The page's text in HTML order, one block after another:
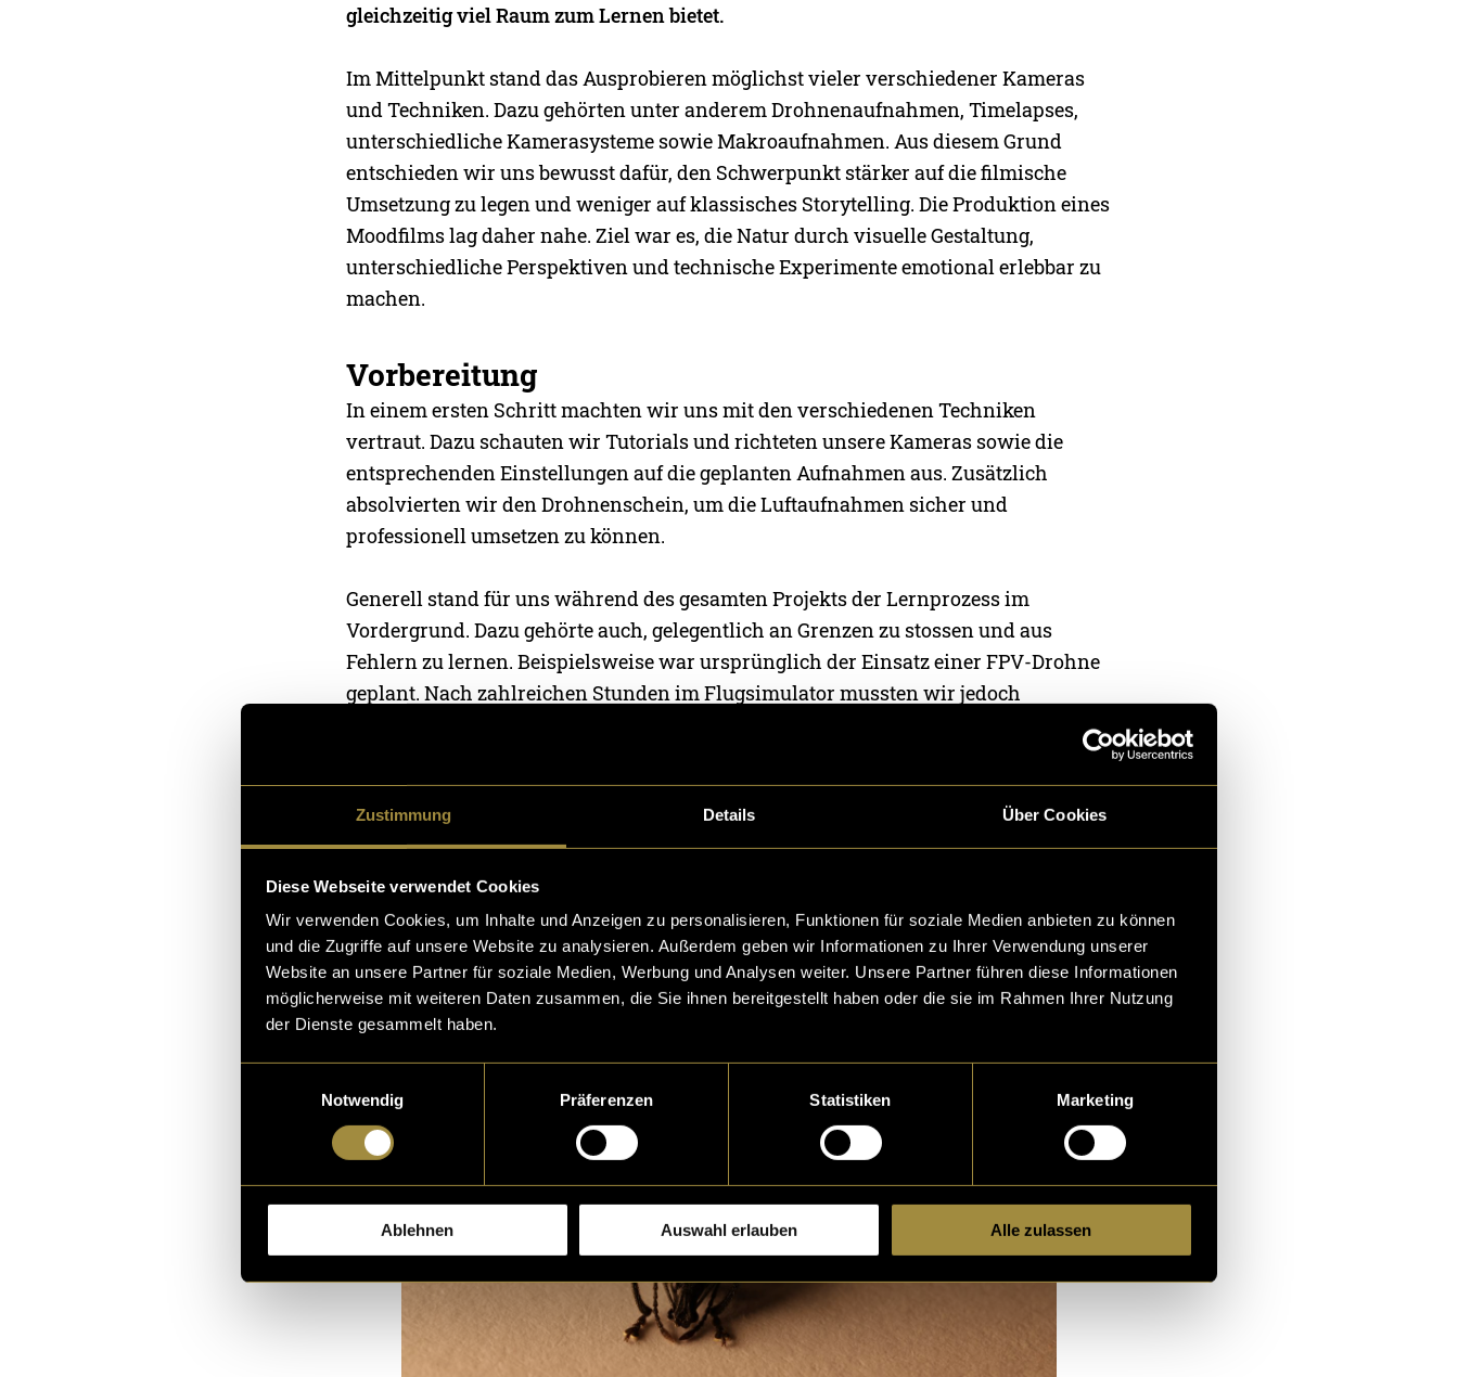
Zustimmung Details Über Cookies
Diese Webseite verwendet Cookies
Wir verwenden Cookies, um Inhalte und Anzeigen zu personalisieren, Funktionen für soziale Medien anbieten zu können
und die Zugriffe auf unsere Website zu analysieren. Außerdem geben wir Informationen zu Ihrer Verwendung unserer
Website an unsere Partner für soziale Medien, Werbung und Analysen weiter. Unsere Partner führen diese Informationen
möglicherweise mit weiteren Daten zusammen, die Sie ihnen bereitgestellt haben oder die sie im Rahmen Ihrer Nutzung
der Dienste gesammelt haben.
Notwendig
Präferenzen Statistiken Marketing
Ablehnen Auswahl erlauben Alle zulassen
gleichzeitig viel Raum zum Lernen bietet.
Im Mittelpunkt stand das Ausprobieren möglichst vieler verschiedener Kameras
und Techniken. Dazu gehörten unter anderem Drohnenaufnahmen, Timelapses,
unterschiedliche Kamerasysteme sowie Makroaufnahmen. Aus diesem Grund
entschieden wir uns bewusst dafür, den Schwerpunkt stärker auf die filmische
Umsetzung zu legen und weniger auf klassisches Storytelling. Die Produktion eines
Moodfilms lag daher nahe. Ziel war es, die Natur durch visuelle Gestaltung,
unterschiedliche Perspektiven und technische Experimente emotional erlebbar zu
machen.
Vorbereitung
In einem ersten Schritt machten wir uns mit den verschiedenen Techniken
vertraut. Dazu schauten wir Tutorials und richteten unsere Kameras sowie die
entsprechenden Einstellungen auf die geplanten Aufnahmen aus. Zusätzlich
absolvierten wir den Drohnenschein, um die Luftaufnahmen sicher und
professionell umsetzen zu können.
Generell stand für uns während des gesamten Projekts der Lernprozess im
Vordergrund. Dazu gehörte auch, gelegentlich an Grenzen zu stossen und aus
Fehlern zu lernen. Beispielsweise war ursprünglich der Einsatz einer FPV-Drohne
geplant. Nach zahlreichen Stunden im Flugsimulator mussten wir jedoch
Erfolgreicher verlief die Vorbereitung im Umgang mit klassischen
Drohnenaufnahmen sowie bei Techniken wie Focus Stacking für
Makroaufnahmen. Auch im Bereich der Timelapse-Fotografie konnten wir eine
deutliche Lernkurve feststellen.
Lernergebnis Makroaufnahme: